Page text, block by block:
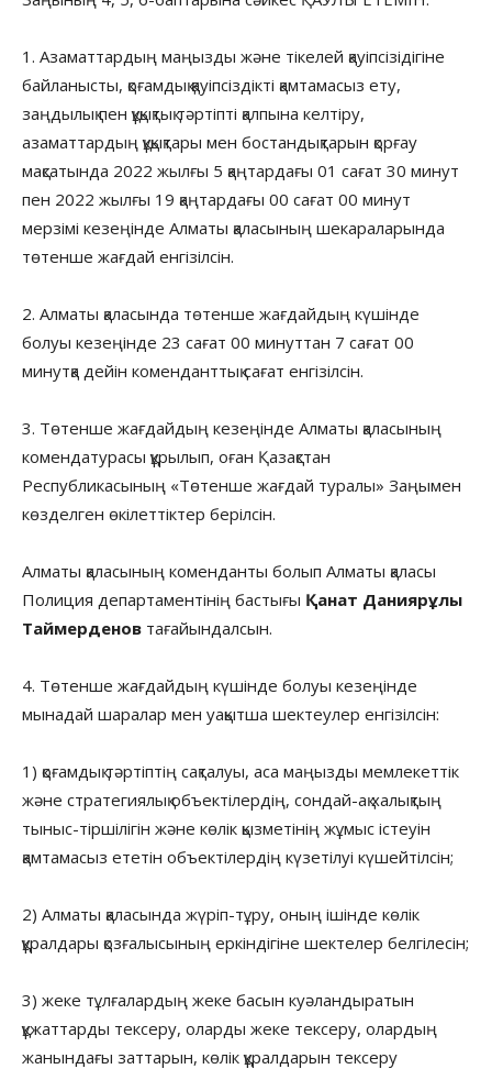
1. Азаматтардың маңызды және тікелей қауіпсізідігіне
байланысты, қоғамдық қауіпсіздікті қамтамасыз ету,
заңдылық пен құқықтық тәртіпті қалпына келтіру,
азаматтардың құқықтары мен бостандықтарын қорғау
мақсатында 2022 жылғы 5 қаңтардағы 01 сағат 30 минут
пен 2022 жылғы 19 қаңтардағы 00 сағат 00 минут
мерзімі кезеңінде Алматы қаласының шекараларында
төтенше жағдай енгізілсін.
2. Алматы қаласында төтенше жағдайдың күшінде
болуы кезеңінде 23 сағат 00 минуттан 7 сағат 00
минутқа дейін коменданттық сағат енгізілсін.
3. Төтенше жағдайдың кезеңінде Алматы қаласының
комендатурасы құрылып, оған Қазақстан
Республикасының «Төтенше жағдай туралы» Заңымен
көзделген өкілеттіктер берілсін.
Алматы қаласының коменданты болып Алматы қаласы
Полиция департаментінің бастығы Қанат Даниярұлы
Таймерденов тағайындалсын.
4. Төтенше жағдайдың күшінде болуы кезеңінде
мынадай шаралар мен уақытша шектеулер енгізілсін:
1) қоғамдық тәртіптің сақталуы, аса маңызды мемлекеттік
және стратегиялық объектілердің, сондай-ақ халықтың
тыныс-тіршілігін және көлік қызметінің жұмыс істеуін
қамтамасыз ететін объектілердің күзетілуі күшейтілсін;
2) Алматы қаласында жүріп-тұру, оның ішінде көлік
құралдары қозғалысының еркіндігіне шектелер белгілесін;
3) жеке тұлғалардың жеке басын куәландыратын
құжаттарды тексеру, оларды жеке тексеру, олардың
жанындағы заттарын, көлік құралдарын тексеру